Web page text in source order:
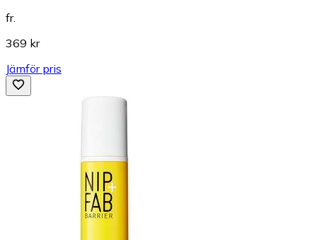
fr.
369 kr
Jämför pris